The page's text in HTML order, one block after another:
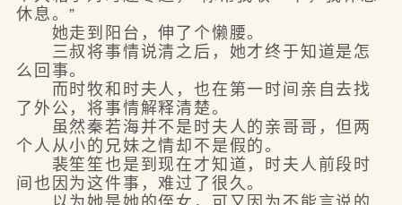
休息。”
她走到阳台，伸了个懒腰。
三叔将事情说清之后，她才终于知道是怎
么回事。
而时牧和时夫人，也在第一时间亲自去找
了外公，将事情解释清楚。
虽然秦若海并不是时夫人的亲哥哥，但两
个人从小的兄妹之情却不是假的。
裴笙笙也是到现在才知道，时夫人前段时
间也因为这件事，难过了很久。